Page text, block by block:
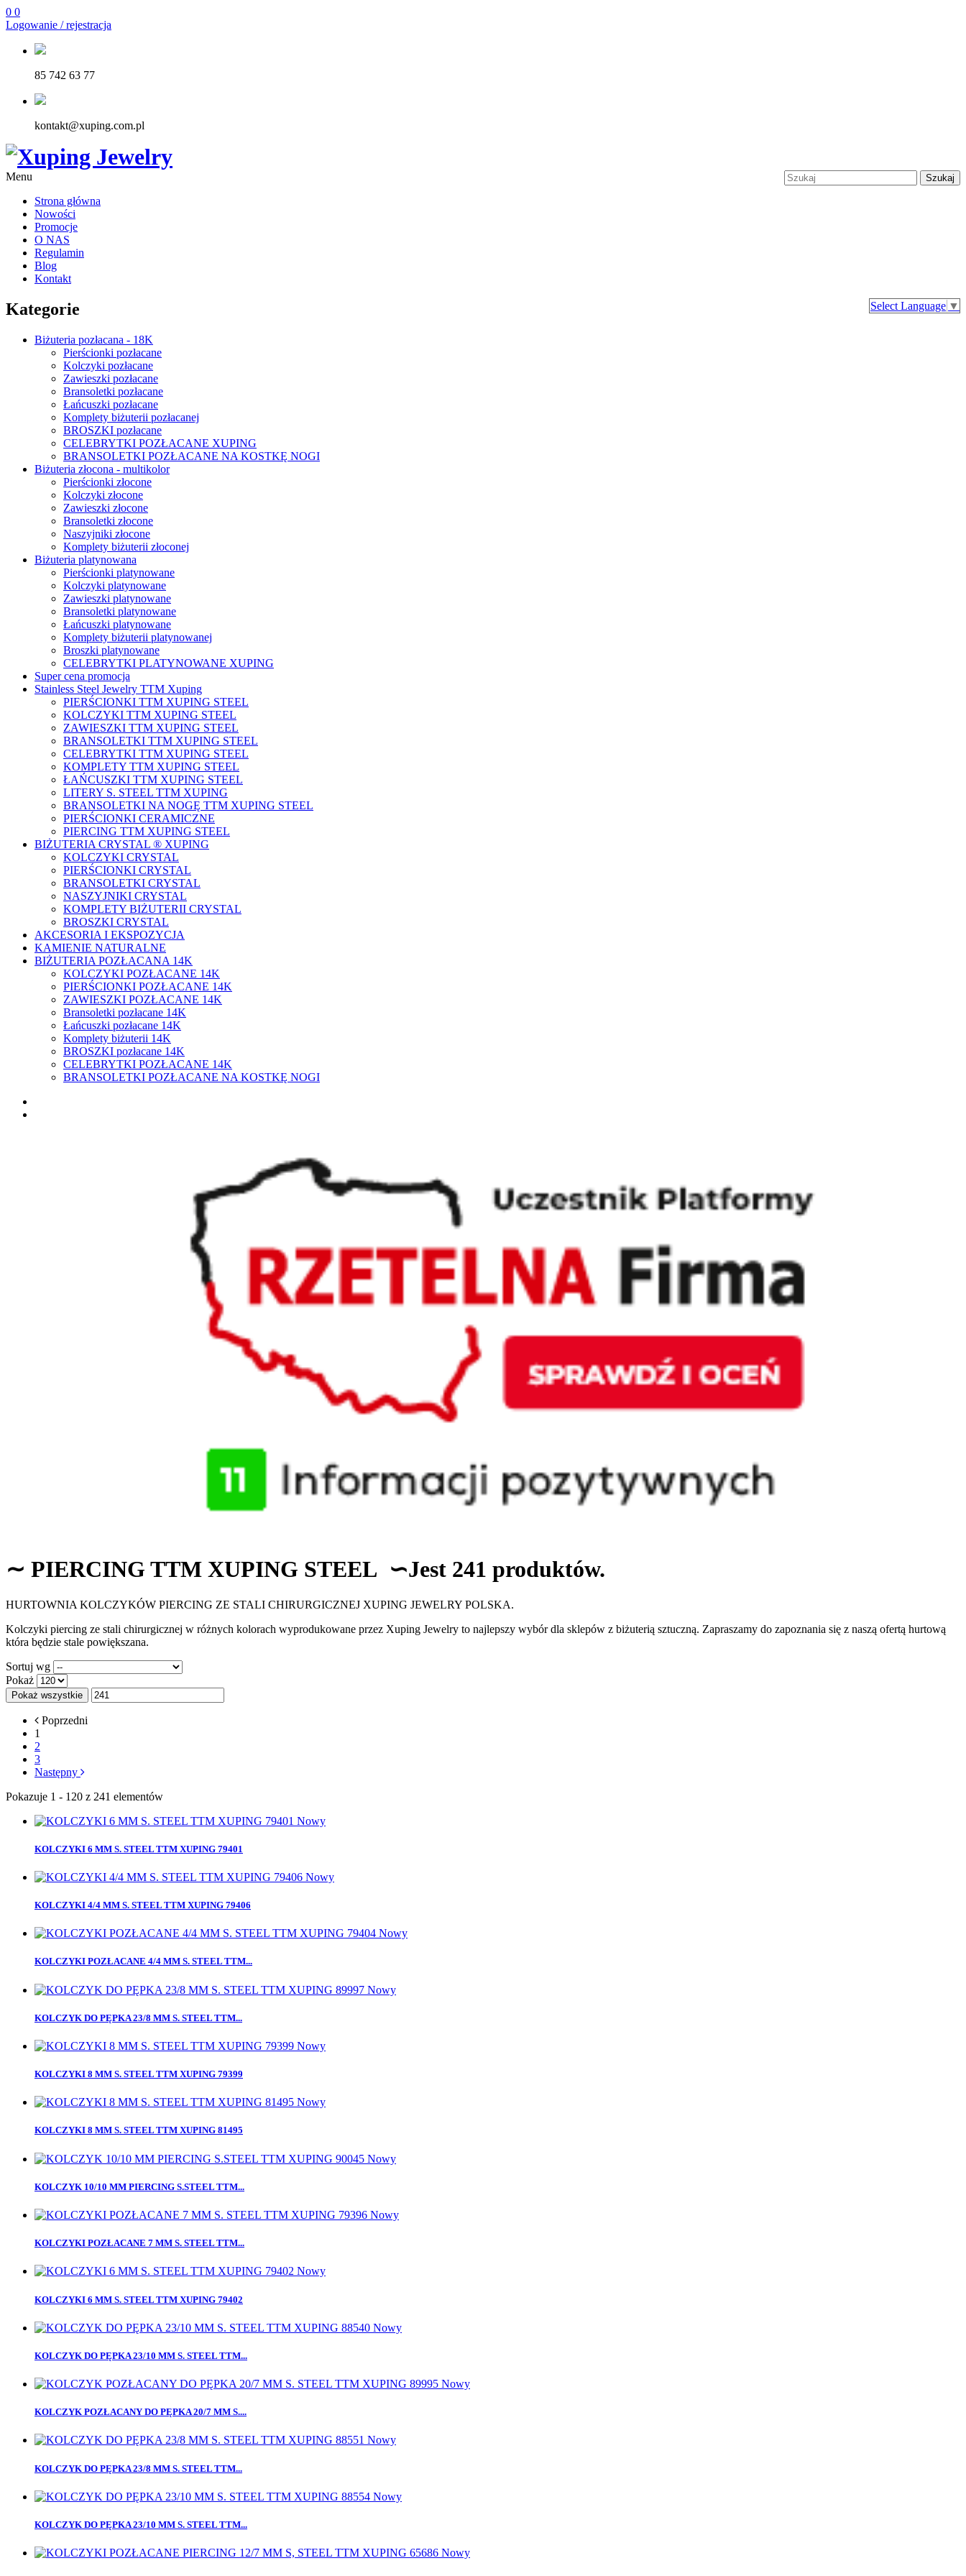
0 0
Logowanie / rejestracja
85 742 63 77
kontakt@xuping.com.pl
Szukaj
Menu
Strona główna
Nowości
Promocje
O NAS
Regulamin
Blog
Kontakt
Select Language ▼
Kategorie
Biżuteria pozłacana - 18K
Pierścionki pozłacane
Kolczyki pozłacane
Zawieszki pozłacane
Bransoletki pozłacane
Łańcuszki pozłacane
Komplety biżuterii pozłacanej
BROSZKI pozłacane
CELEBRYTKI POZŁACANE XUPING
BRANSOLETKI POZŁACANE NA KOSTKĘ NOGI
Biżuteria złocona - multikolor
Pierścionki złocone
Kolczyki złocone
Zawieszki złocone
Bransoletki złocone
Naszyjniki złocone
Komplety biżuterii złoconej
Biżuteria platynowana
Pierścionki platynowane
Kolczyki platynowane
Zawieszki platynowane
Bransoletki platynowane
Łańcuszki platynowane
Komplety biżuterii platynowanej
Broszki platynowane
CELEBRYTKI PLATYNOWANE XUPING
Super cena promocja
Stainless Steel Jewelry TTM Xuping
PIERŚCIONKI TTM XUPING STEEL
KOLCZYKI TTM XUPING STEEL
ZAWIESZKI TTM XUPING STEEL
BRANSOLETKI TTM XUPING STEEL
CELEBRYTKI TTM XUPING STEEL
KOMPLETY TTM XUPING STEEL
ŁAŃCUSZKI TTM XUPING STEEL
LITERY S. STEEL TTM XUPING
BRANSOLETKI NA NOGĘ TTM XUPING STEEL
PIERŚCIONKI CERAMICZNE
PIERCING TTM XUPING STEEL
BIŻUTERIA CRYSTAL ® XUPING
KOLCZYKI CRYSTAL
PIERŚCIONKI CRYSTAL
BRANSOLETKI CRYSTAL
NASZYJNIKI CRYSTAL
KOMPLETY BIŻUTERII CRYSTAL
BROSZKI CRYSTAL
AKCESORIA I EKSPOZYCJA
KAMIENIE NATURALNE
BIŻUTERIA POZŁACANA 14K
KOLCZYKI POZŁACANE 14K
PIERŚCIONKI POZŁACANE 14K
ZAWIESZKI POZŁACANE 14K
Bransoletki pozłacane 14K
Łańcuszki pozłacane 14K
Komplety biżuterii 14K
BROSZKI pozłacane 14K
CELEBRYTKI POZŁACANE 14K
BRANSOLETKI POZŁACANE NA KOSTKĘ NOGI
∼ PIERCING TTM XUPING STEEL ∽Jest 241 produktów.
HURTOWNIA KOLCZYKÓW PIERCING ZE STALI CHIRURGICZNEJ XUPING JEWELRY POLSKA.
Kolczyki piercing ze stali chirurgicznej w różnych kolorach wyprodukowane przez Xuping Jewelry to najlepszy wybór dla sklepów z biżuterią sztuczną. Zapraszamy do zapoznania się z naszą ofertą hurtową
która będzie stale powiększana.
Sortuj wg
Pokaż
Pokaż wszystkie
Poprzedni
1
2
3
Następny
Pokazuje 1 - 120 z 241 elementów
Nowy
KOLCZYKI 6 MM S. STEEL TTM XUPING 79401
Nowy
KOLCZYKI 4/4 MM S. STEEL TTM XUPING 79406
Nowy
KOLCZYKI POZŁACANE 4/4 MM S. STEEL TTM...
Nowy
KOLCZYK DO PĘPKA 23/8 MM S. STEEL TTM...
Nowy
KOLCZYKI 8 MM S. STEEL TTM XUPING 79399
Nowy
KOLCZYKI 8 MM S. STEEL TTM XUPING 81495
Nowy
KOLCZYK 10/10 MM PIERCING S.STEEL TTM...
Nowy
KOLCZYKI POZŁACANE 7 MM S. STEEL TTM...
Nowy
KOLCZYKI 6 MM S. STEEL TTM XUPING 79402
Nowy
KOLCZYK DO PĘPKA 23/10 MM S. STEEL TTM...
Nowy
KOLCZYK POZŁACANY DO PĘPKA 20/7 MM S....
Nowy
KOLCZYK DO PĘPKA 23/8 MM S. STEEL TTM...
Nowy
KOLCZYK DO PĘPKA 23/10 MM S. STEEL TTM...
Nowy